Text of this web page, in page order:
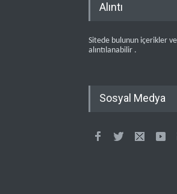
Alıntı
Sitede bulunun içerikler
alıntılanabilir .
Sosyal Medya